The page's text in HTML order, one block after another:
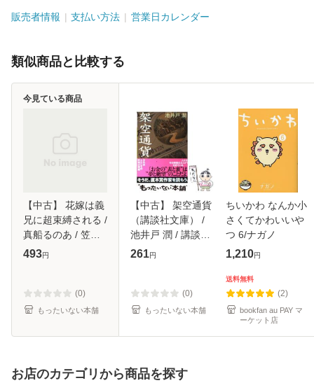
販売者情報 支払い方法 営業日カレンダー
類似商品と比較する
【中古】 花嫁は義
兄に超束縛される /
真船るのあ / 笠倉
出版社 [単行本]
493円
(0)
もったいない本舗
今見ている商品
【中古】 架空通貨
（講談社文庫） /
池井戸 潤 / 講談社
[文庫]【メール便送
261円
(0)
もったいない本舗
ちいかわ なんか小
さくてかわいいや
つ 6/ナガノ
1,210円
送料無料
(2)
bookfan au PAY マ
ーケット店
お店のカテゴリから商品を探す